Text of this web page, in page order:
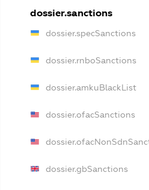
dossier.sanctions
dossier.specSanctions
dossier.rnboSanctions
dossier.amkuBlackList
dossier.ofacSanctions
dossier.gbSanctions